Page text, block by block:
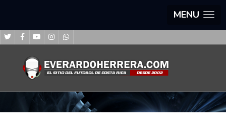
MENU